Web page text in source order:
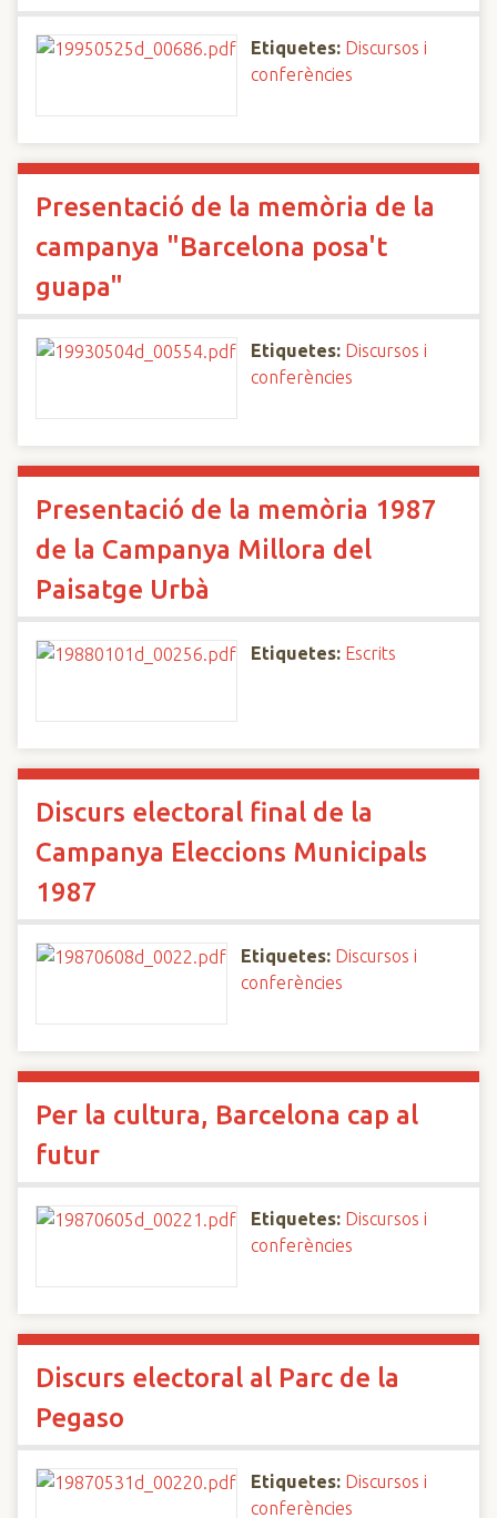
Etiquetes: Discursos i
conferències
Presentació de la memòria de la
campanya "Barcelona posa't
guapa"
Etiquetes: Discursos i
conferències
Presentació de la memòria 1987
de la Campanya Millora del
Paisatge Urbà
Etiquetes: Escrits
Discurs electoral final de la
Campanya Eleccions Municipals
1987
Etiquetes: Discursos i
conferències
Per la cultura, Barcelona cap al
futur
Etiquetes: Discursos i
conferències
Discurs electoral al Parc de la
Pegaso
Etiquetes: Discursos i
conferències